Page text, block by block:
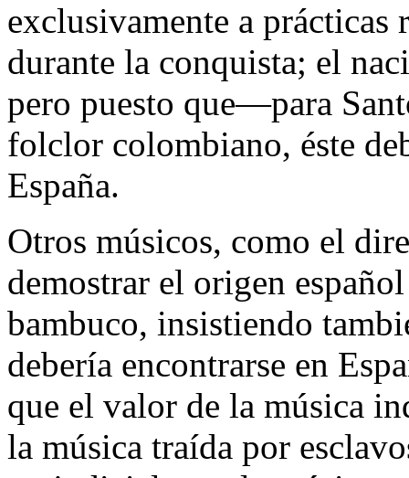
exclusivamente a prácticas
durante la conquista; el
pero puesto que—para
folclor colombiano, éste
España.
Otros músicos, como el
demostrar el origen
bambuco, insistiendo
debería encontrarse en
que el valor de la música
la música traída por